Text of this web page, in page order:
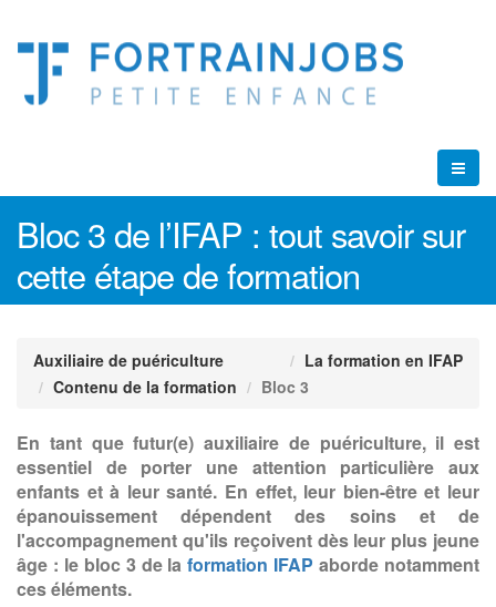
Bloc 3 de l’IFAP : tout savoir sur
cette étape de formation
Auxiliaire de puériculture
La formation en IFAP
Contenu de la formation
Bloc 3
En tant que futur(e) auxiliaire de puériculture, il est
essentiel de porter une attention particulière aux
enfants et à leur santé. En effet, leur bien-être et leur
épanouissement dépendent des soins et de
l'accompagnement qu'ils reçoivent dès leur plus jeune
âge : le bloc 3 de laformation IFAP aborde notamment
ces éléments.